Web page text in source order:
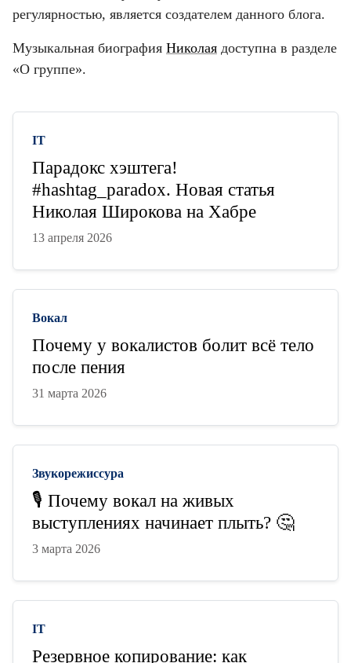
регулярностью, является создателем данного блога.
Музыкальная биография Николая доступна в разделе
«О группе».
IT
Парадокс хэштега!
#hashtag_paradox. Новая статья
Николая Широкова на Хабре
13 апреля 2026
Вокал
Почему у вокалистов болит всё тело
после пения
31 марта 2026
Звукорежиссура
🎙 Почему вокал на живых
выступлениях начинает плыть? 🤔
3 марта 2026
IT
Резервное копирование: как